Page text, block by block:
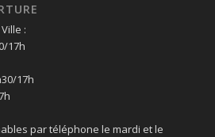
:
17h
17h
par téléphone le mardi et le